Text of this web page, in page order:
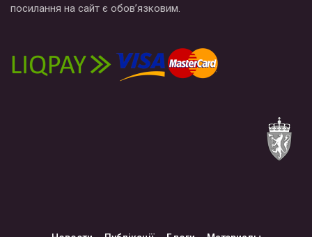
посилання на сайт є обов’язковим.